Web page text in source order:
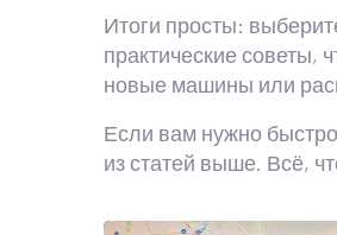
Итоги просты:
практические советы,
новые машины или
Если вам нужно
из статей выше. Всё,